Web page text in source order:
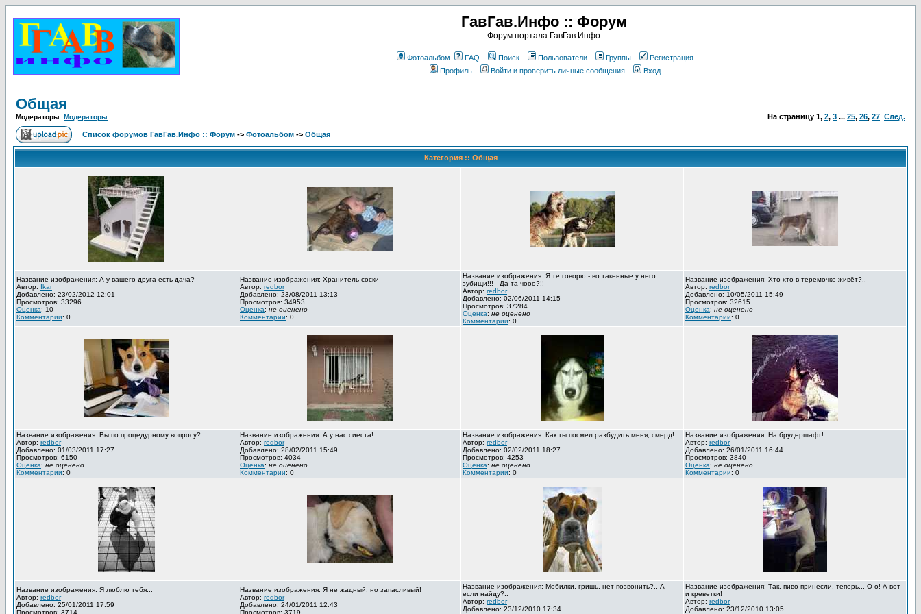
ГавГав.Инфо :: Форум
Форум портала ГавГав.Инфо
Фотоальбом FAQ Поиск Пользователи Группы
Регистрация
Профиль
Войти и проверить личные сообщения Вход
Общая
Модераторы: Модераторы На страницу 1, 2, 3 ... 25, 26, 27 След.
Список форумов ГавГав.Инфо :: Форум -> Фотоальбом -> Общая
Категория :: Общая
Название изображения: А у вашего друга есть дача?
Автор: Ikar
Добавлено: 23/02/2012 12:01
Просмотров: 33296
Оценка: 10
Комментарии: 0
Название изображения: Хранитель соски
Автор: redbor
Добавлено: 23/08/2011 13:13
Просмотров: 34953
Оценка: не оценено
Комментарии: 0
Название изображения: Я те говорю - во такенные у него
зубищи!!! - Да та чооо?!!
Автор: redbor
Добавлено: 02/06/2011 14:15
Просмотров: 37284
Оценка: не оценено
Комментарии: 0
Название изображения: Хто-хто в теремочке живёт?..
Автор: redbor
Добавлено: 10/05/2011 15:49
Просмотров: 32615
Оценка: не оценено
Комментарии: 0
Название изображения: Вы по процедурному вопросу?
Автор: redbor
Добавлено: 01/03/2011 17:27
Просмотров: 6150
Оценка: не оценено
Комментарии: 0
Название изображения: А у нас сиеста!
Автор: redbor
Добавлено: 28/02/2011 15:49
Просмотров: 4034
Оценка: не оценено
Комментарии: 0
Название изображения: Как ты посмел разбудить меня, смерд!
Автор: redbor
Добавлено: 02/02/2011 18:27
Просмотров: 4253
Оценка: не оценено
Комментарии: 0
Название изображения: На брудершафт!
Автор: redbor
Добавлено: 26/01/2011 16:44
Просмотров: 3840
Оценка: не оценено
Комментарии: 0
Название изображения: Я люблю тебя...
Автор: redbor
Добавлено: 25/01/2011 17:59
Просмотров: 3714
Название изображения: Я не жадный, но запасливый!
Автор: redbor
Добавлено: 24/01/2011 12:43
Просмотров: 3719
Название изображения: Мобилки, гришь, нет позвонить?.. А
если найду?..
Автор: redbor
Добавлено: 23/12/2010 17:34
Название изображения: Так, пиво принесли, теперь... О-о! А вот
и креветки!
Автор: redbor
Добавлено: 23/12/2010 13:05